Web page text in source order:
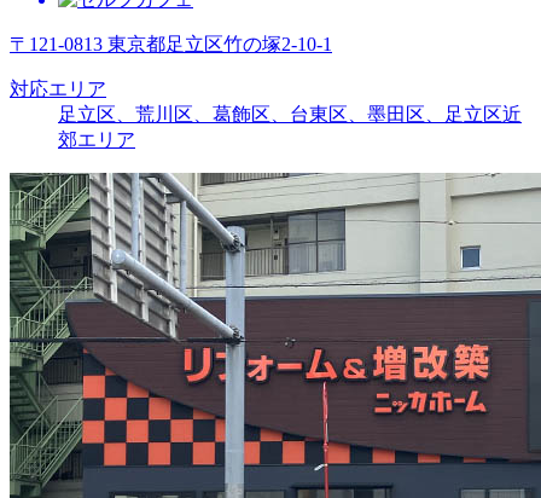
〒121-0813 東京都足立区竹の塚2-10-1
対応エリア
足立区、荒川区、葛飾区、台東区、墨田区、足立区近
郊エリア